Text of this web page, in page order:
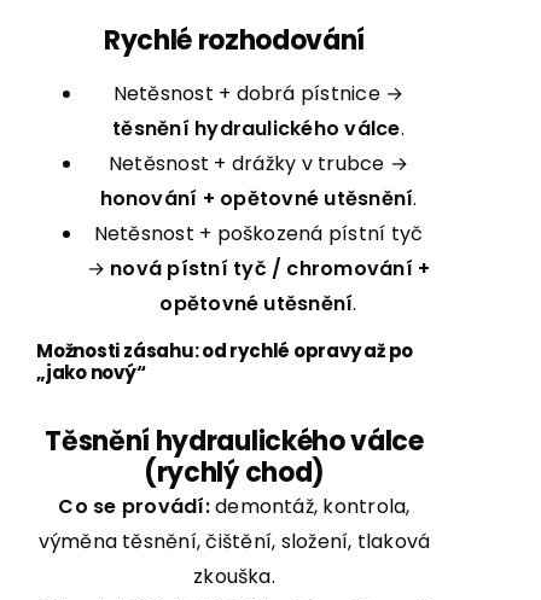
Rychlé rozhodování
Netěsnost + dobrá pístnice →
těsnění hydraulického válce.
Netěsnost + drážky v trubce →
honování + opětovné utěsnění.
Netěsnost + poškozená pístní tyč
→ nová pístní tyč / chromování +
opětovné utěsnění.
Možnosti zásahu: od rychlé opravy až po
„jako nový“
Těsnění hydraulického válce
(rychlý chod)
Co se provádí:demontáž, kontrola,
výměna těsnění, čištění, složení, tlaková
zkouška.